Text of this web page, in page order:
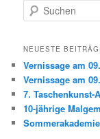
u
h
n
NEUESTE
Vernissage am
Vernissage am
7. Taschenkunst-
10-jährige